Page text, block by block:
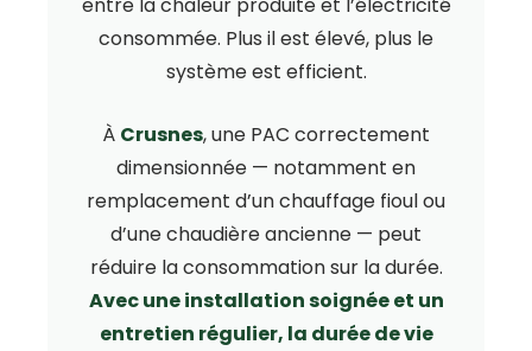
consommée. Plus il est élevé, plus le
système est efficient.
À Crusnes, une PAC correctement
dimensionnée — notamment en
remplacement d’un chauffage fioul ou
d’une chaudière ancienne — peut
réduire la consommation sur la durée.
Avec une installation soignée et un
entretien régulier, la durée de vie